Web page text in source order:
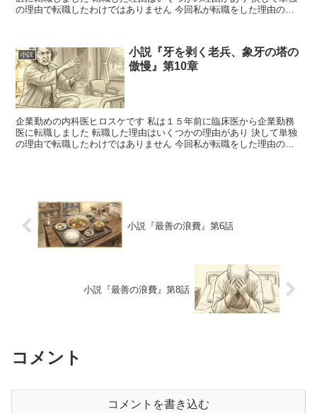
の理由で転職したわけではありません 今回私が転職をした理由のい
小説
小説『牙を剥く老兵、象牙の塔の
傲慢』第10章
企業勤めの内科医ヒロスケです 私は１５年前に臨床医から企業勤務
医に転職しました 転職した理由はいくつかの理由があり 決して単独
の理由で転職したわけではありません 今回私が転職をした理由のい
小説『最善の浪費』第6話
小説『最善の浪費』第8話
コメント
コメントを書き込む